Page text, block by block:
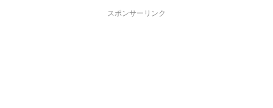
スポンサーリンク